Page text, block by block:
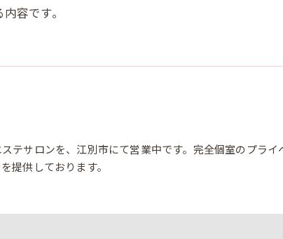
容です。
テサロンを、江別市にて営業中です。完全個室のプライ
提供しております。